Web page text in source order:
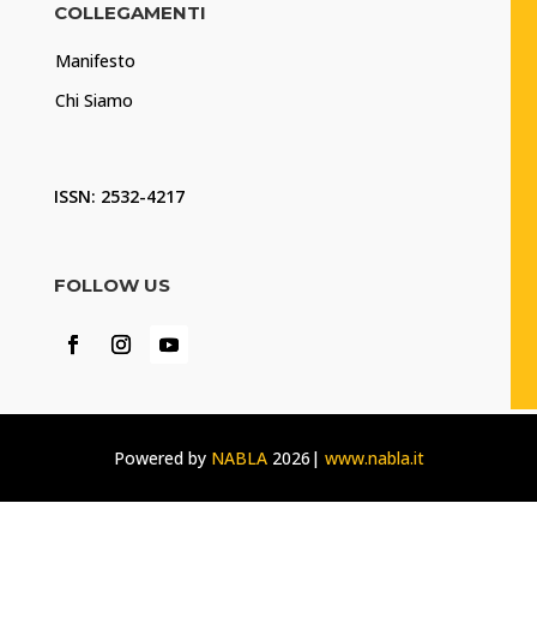
COLLEGAMENTI
Manifesto
Chi Siamo
ISSN: 2532-4217
FOLLOW US
Powered by NABLA2026| www.nabla.it